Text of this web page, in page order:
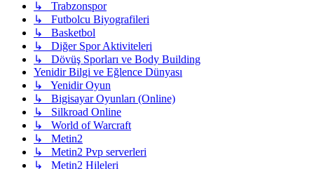
↳ Trabzonspor
↳ Futbolcu Biyografileri
↳ Basketbol
↳ Diğer Spor Aktiviteleri
↳ Dövüş Sporları ve Body Building
Yenidir Bilgi ve Eğlence Dünyası
↳ Yenidir Oyun
↳ Bigisayar Oyunları (Online)
↳ Silkroad Online
↳ World of Warcraft
↳ Metin2
↳ Metin2 Pvp serverleri
↳ Metin2 Hileleri